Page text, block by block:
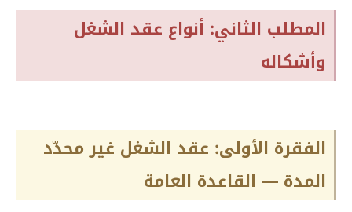
المطلب الثاني: أنواع عقد الشغل
وأشكاله
الفقرة الأولى: عقد الشغل غير محدّد
المدة — القاعدة العامة